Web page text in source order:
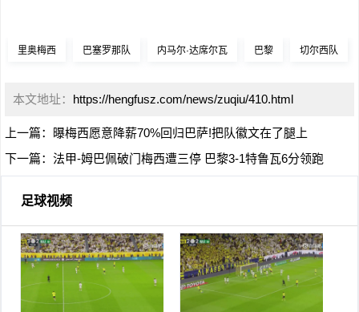
里奥梅西 巴塞罗那队 内马尔·达席尔瓦 巴黎 切尔西队
本文地址： https://hengfusz.com/news/zuqiu/410.html
上一篇：
曝梅西愿意降薪70%回归巴萨!把队徽文在了腿上
下一篇： 法甲-姆巴佩破门梅西遭三停 巴黎3-1特鲁瓦6分领跑
足球视频